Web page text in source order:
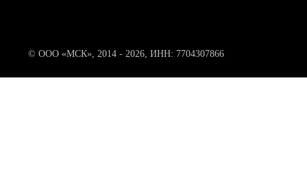
© ООО «МСК», 2014 - 2026, ИНН: 7704307866